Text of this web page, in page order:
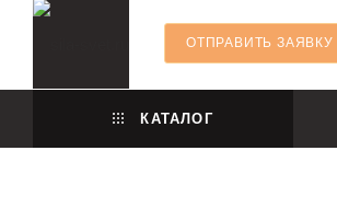
ОТПРАВИТЬ ЗАЯВКУ
КАТАЛОГ